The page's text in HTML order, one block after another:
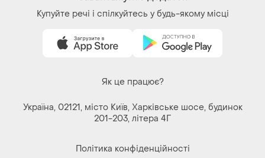
Купуйте речі і спілкуйтесь у будь-якому місці
Як це працює?
Україна, 02121, місто Київ, Харківське шосе, будинок
201-203, літера 4Г
Політика конфіденційності